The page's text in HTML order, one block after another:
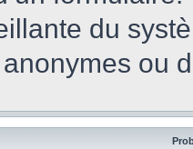
du
ou